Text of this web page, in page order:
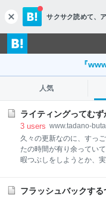
c
l
o
s
サクサク読めて、
『
人気
ライティングってむ
3 users www.tadano-
久々の更新なのに、すっ
たの時間が有り余ってい
暇つぶしをしようとか、
章術の本とか読むと漢字
フラッシュバックす